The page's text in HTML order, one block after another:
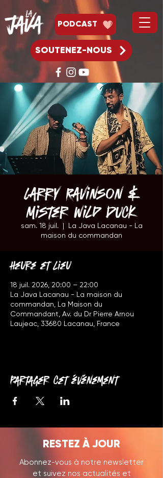
PODCAST
SOUTENEZ-NOUS
Larry Ravinson &
Mister Wild Duck
sam. 18 juil.
  |
La Java Lacanau - La
maison du commandan
Heure et lieu
18 juil. 2026, 20:00 – 22:00
La Java Lacanau - La maison du
commandan, La Maison du
Commandant, Av. du Dr Pierre Arnou
Laujeac, 33680 Lacanau, France
Partager cet événement
RESTEZ À JOUR
Abonnez-vous à notre newsletter
et suivez nos actualités et